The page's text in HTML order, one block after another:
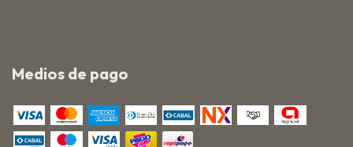
Medios de pago